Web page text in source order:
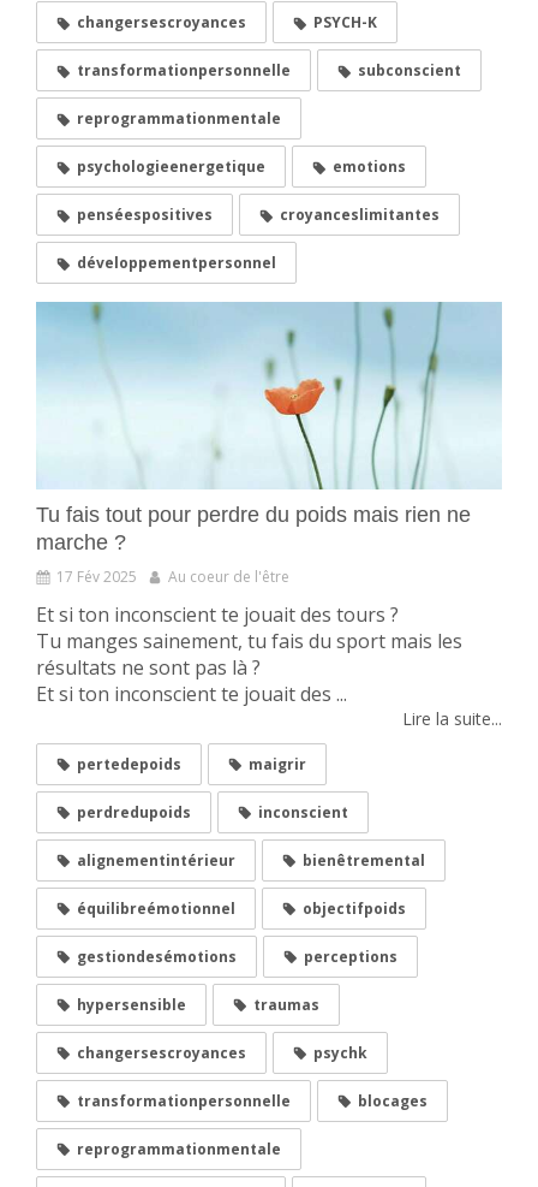
changersescroyances PSYCH-K
transformationpersonnelle subconscient
reprogrammationmentale
psychologieenergetique emotions
penséespositives croyanceslimitantes
développementpersonnel
Tu fais tout pour perdre du poids mais rien ne
marche ?
17 Fév 2025 Au coeur de l'être
Et si ton inconscient te jouait des tours ?
Tu manges sainement, tu fais du sport mais les
résultats ne sont pas là ?
Et si ton inconscient te jouait des ...
Lire la suite...
pertedepoids maigrir
perdredupoids inconscient
alignementintérieur bienêtremental
équilibreémotionnel objectifpoids
gestiondesémotions perceptions
hypersensible traumas
changersescroyances psychk
transformationpersonnelle blocages
reprogrammationmentale